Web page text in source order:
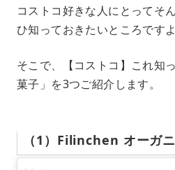
コストコ好きな人にとってそ
ひ知っておきたいところですよ
そこで、【コストコ】これ知
菓子」を3つご紹介します。
（1）Filinchen オーガ